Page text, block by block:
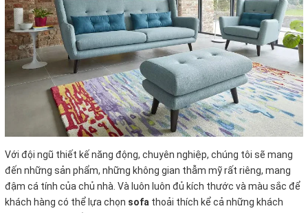
Với đội ngũ thiết kế năng động, chuyên nghiệp, chúng tôi sẽ mang
đến những sản phẩm, những không gian thẫm mỹ rất riêng, mang
đậm cá tính của chủ nhà. Và luôn luôn đủ kích thước và màu sắc để
khách hàng có thể lựa chọn sofa thoải thích kể cả những khách